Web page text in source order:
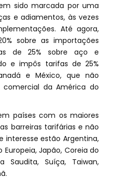
sido marcada por uma
e adiamentos, às vezes
Até agora,
sobre as importações
de 25% sobre aço e
e impôs tarifas de 25%
e México, que não
da América do
países com os maiores
barreiras tarifárias e não
interesse estão Argentina,
Europeia, Japão, Coreia do
Saudita, Suíça, Taiwan,